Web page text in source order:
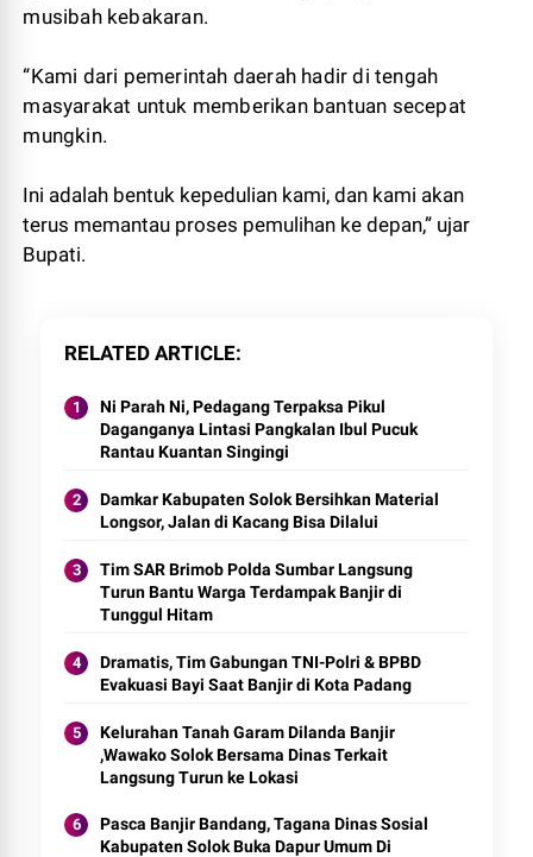
musibah kebakaran.
“Kami dari pemerintah daerah hadir di tengah
masyarakat untuk memberikan bantuan secepat
mungkin.
Ini adalah bentuk kepedulian kami, dan kami akan
terus memantau proses pemulihan ke depan,” ujar
Bupati.
RELATED ARTICLE
Ni Parah Ni, Pedagang Terpaksa Pikul
Daganganya Lintasi Pangkalan Ibul Pucuk
Rantau Kuantan Singingi
Damkar Kabupaten Solok Bersihkan Material
Longsor, Jalan di Kacang Bisa Dilalui
Tim SAR Brimob Polda Sumbar Langsung
Turun Bantu Warga Terdampak Banjir di
Tunggul Hitam
Dramatis, Tim Gabungan TNI-Polri & BPBD
Evakuasi Bayi Saat Banjir di Kota Padang
Kelurahan Tanah Garam Dilanda Banjir
,Wawako Solok Bersama Dinas Terkait
Langsung Turun ke Lokasi
Pasca Banjir Bandang, Tagana Dinas Sosial
Kabupaten Solok Buka Dapur Umum Di